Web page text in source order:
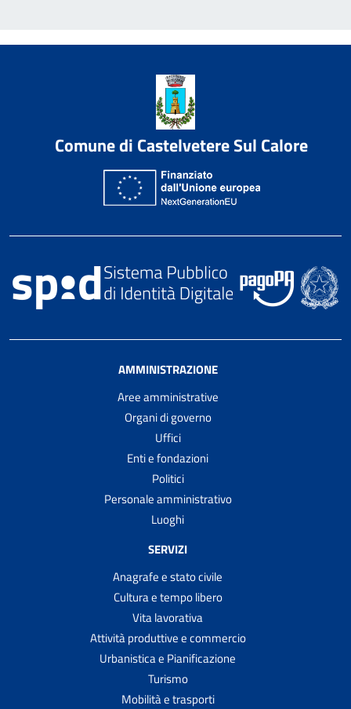
Comune di Castelvetere Sul Calore
AMMINISTRAZIONE
Aree amministrative
Organi di governo
Uffici
Enti e fondazioni
Politici
Personale amministrativo
Luoghi
SERVIZI
Anagrafe e stato civile
Cultura e tempo libero
Vita lavorativa
Attività produttive e commercio
Urbanistica e Pianificazione
Turismo
Mobilità e trasporti